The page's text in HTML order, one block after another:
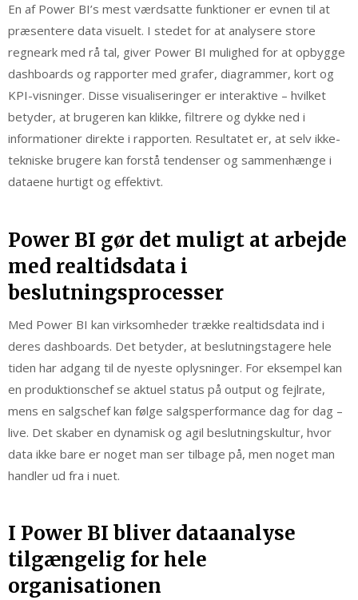
En af Power BI’s mest værdsatte funktioner er evnen til at
præsentere data visuelt. I stedet for at analysere store
regneark med rå tal, giver Power BI mulighed for at opbygge
dashboards og rapporter med grafer, diagrammer, kort og
KPI-visninger. Disse visualiseringer er interaktive – hvilket
betyder, at brugeren kan klikke, filtrere og dykke ned i
informationer direkte i rapporten. Resultatet er, at selv ikke-
tekniske brugere kan forstå tendenser og sammenhænge i
dataene hurtigt og effektivt.
Power BI gør det muligt at arbejde
med realtidsdata i
beslutningsprocesser
Med Power BI kan virksomheder trække realtidsdata ind i
deres dashboards. Det betyder, at beslutningstagere hele
tiden har adgang til de nyeste oplysninger. For eksempel kan
en produktionschef se aktuel status på output og fejlrate,
mens en salgschef kan følge salgsperformance dag for dag –
live. Det skaber en dynamisk og agil beslutningskultur, hvor
data ikke bare er noget man ser tilbage på, men noget man
handler ud fra i nuet.
I Power BI bliver dataanalyse
tilgængelig for hele
organisationen